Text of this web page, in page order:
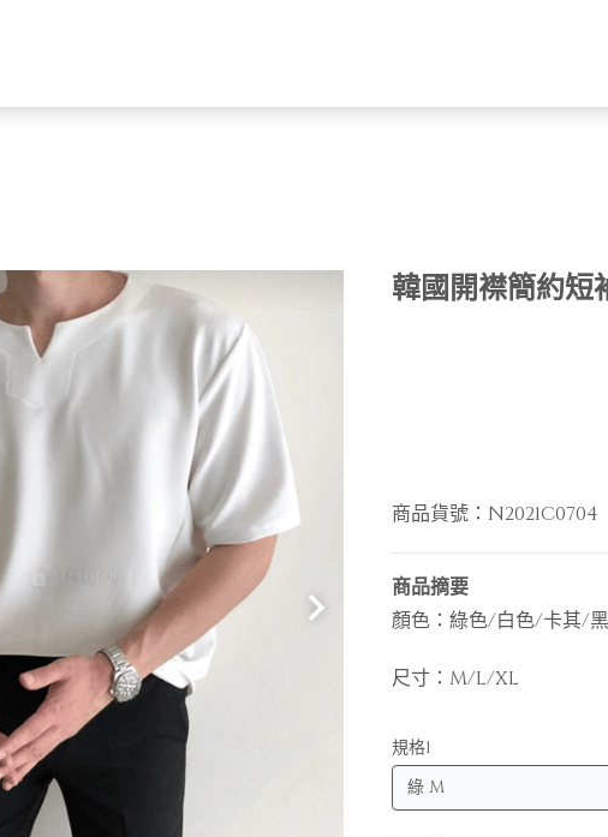
韓國開襟簡約短
商品貨號： N2021C0704
商品摘要
顏色：綠色/白色/卡其/
尺寸：M/L/XL
規格1